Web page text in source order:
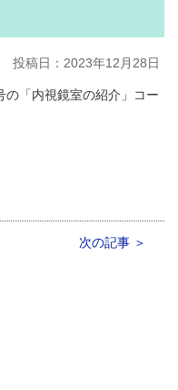
投稿日：2023年12月28日
の「内視鏡室の紹介」コー
次の記事 ＞